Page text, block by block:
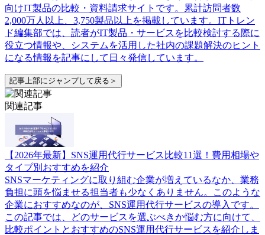
向けIT製品の比較・資料請求サイトです。累計訪問者数
2,000万人以上、3,750製品以上を掲載しています。ITトレン
ド編集部では、読者がIT製品・サービスを比較検討する際に
役立つ情報や、システムを活用した社内の課題解決のヒント
になる情報を記事にして日々発信しています。
記事上部にジャンプして戻る＞
関連記事
【2026年最新】SNS運用代行サービス比較11選！費用相場や
タイプ別おすすめを紹介
SNSマーケティングに取り組む企業が増えているなか、業務
負担に頭を悩ませる担当者も少なくありません。このような
企業におすすめなのが、SNS運用代行サービスの導入です。
この記事では、どのサービスを選ぶべきか悩む方に向けて、
比較ポイントとおすすめのSNS運用代行サービスを紹介しま